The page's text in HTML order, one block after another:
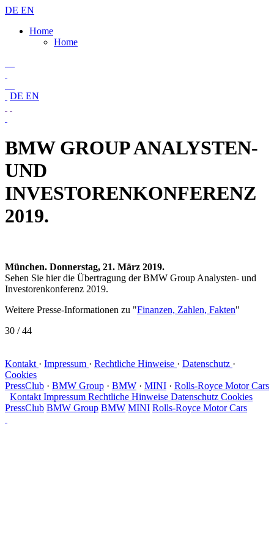
DE EN
Home
Home
DE EN
BMW GROUP ANALYSTEN-
UND
INVESTORENKONFERENZ
2019.
München. Donnerstag, 21. März 2019.
Sehen Sie hier die Übertragung der BMW Group Analysten- und
Investorenkonferenz 2019.
Weitere Presse-Informationen zu "Finanzen, Zahlen, Fakten"
30 / 44
Kontakt · Impressum · Rechtliche Hinweise · Datenschutz ·
Cookies
PressClub · BMW Group · BMW · MINI · Rolls-Royce Motor Cars
Kontakt Impressum Rechtliche Hinweise Datenschutz Cookies
PressClub BMW Group BMW MINI Rolls-Royce Motor Cars